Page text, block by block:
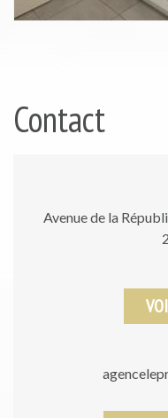
Contact
Avenue de la